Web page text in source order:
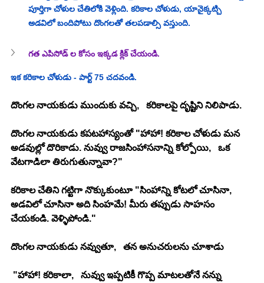
పూర్తిగా చోళుల చేతిలోకి వెళ్లింది. కరికాల చోళుడు, యానైక్కట్చి
అడవిలో బందిపోటు దొంగలతో తలపడాల్సి వస్తుంది.
గత ఎపిసోడ్ ల కోసం ఇక్కడ క్లిక్ చేయండి.
ఇక కరికాల చోళుడు - పార్ట్ 75 చదవండి.
దొంగల నాయకుడు ముందుకు వచ్చి,   కరికాలపై దృష్టిని నిలిపాడు.
దొంగల నాయకుడు కపటహాస్యంతో "హాహా! కరికాల చోళుడు మన
అడవుల్లో దొరికాడు. నువ్వు రాజసింహాసనాన్ని కోల్పోయి,   ఒక
వేటగాడిలా తిరుగుతున్నావా?"
కరికాల చేతిని గట్టిగా నొక్కుకుంటూ "సింహాన్ని కోటలో చూసినా,
అడవిలో చూసినా అది సింహమే! మీరు తప్పుడు సాహసం
చేయకండి. వెళ్ళిపోండి."
దొంగల నాయకుడు నవ్వుతూ,   తన అనుచరులను చూశాడు
"హాహా! కరికాలా,   నువ్వు ఇప్పటికీ గొప్ప మాటలతోనే నన్ను